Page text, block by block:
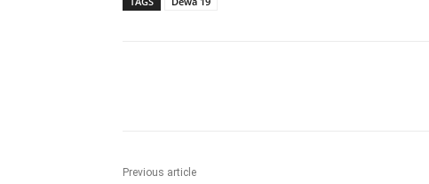
Previous article